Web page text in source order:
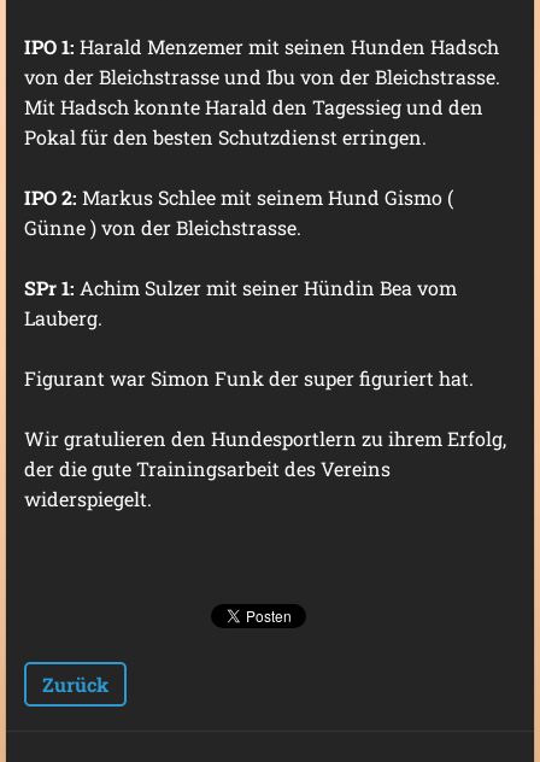
IPO 1: Harald Menzemer mit seinen Hunden Hadsch
von der Bleichstrasse und Ibu von der Bleichstrasse.
Mit Hadsch konnte Harald den Tagessieg und den
Pokal für den besten Schutzdienst erringen.
IPO 2: Markus Schlee mit seinem Hund Gismo (
Günne ) von der Bleichstrasse.
SPr 1: Achim Sulzer mit seiner Hündin Bea vom
Lauberg.
Figurant war Simon Funk der super figuriert hat.
Wir gratulieren den Hundesportlern zu ihrem Erfolg,
der die gute Trainingsarbeit des Vereins
widerspiegelt.
Zurück